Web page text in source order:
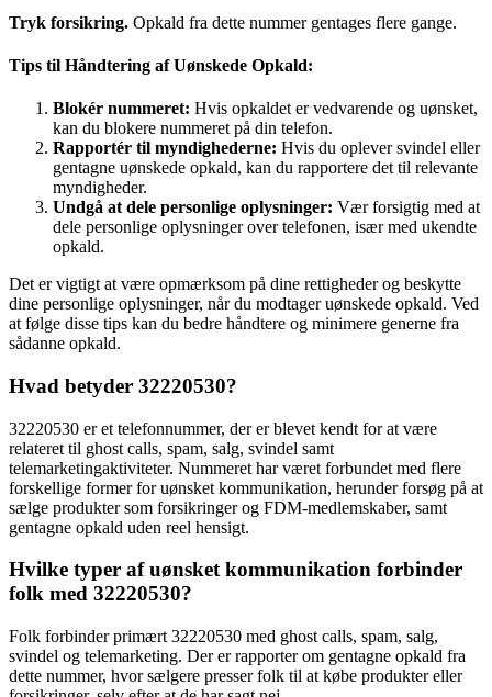
Tryk forsikring. Opkald fra dette nummer gentages flere gange.
Tips til Håndtering af Uønskede Opkald:
Blokér nummeret: Hvis opkaldet er vedvarende og uønsket,
kan du blokere nummeret på din telefon.
Rapportér til myndighederne: Hvis du oplever svindel eller
gentagne uønskede opkald, kan du rapportere det til relevante
myndigheder.
Undgå at dele personlige oplysninger: Vær forsigtig med at
dele personlige oplysninger over telefonen, især med ukendte
opkald.
Det er vigtigt at være opmærksom på dine rettigheder og beskytte
dine personlige oplysninger, når du modtager uønskede opkald. Ved
at følge disse tips kan du bedre håndtere og minimere generne fra
sådanne opkald.
Hvad betyder 32220530?
32220530 er et telefonnummer, der er blevet kendt for at være
relateret til ghost calls, spam, salg, svindel samt
telemarketingaktiviteter. Nummeret har været forbundet med flere
forskellige former for uønsket kommunikation, herunder forsøg på at
sælge produkter som forsikringer og FDM-medlemskaber, samt
gentagne opkald uden reel hensigt.
Hvilke typer af uønsket kommunikation forbinder
folk med 32220530?
Folk forbinder primært 32220530 med ghost calls, spam, salg,
svindel og telemarketing. Der er rapporter om gentagne opkald fra
dette nummer, hvor sælgere presser folk til at købe produkter eller